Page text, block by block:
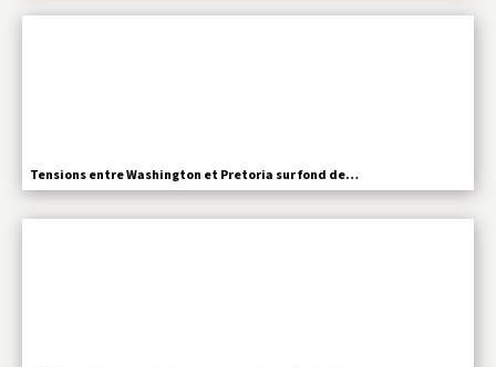
Tensions entre Washington et Pretoria sur fond de…